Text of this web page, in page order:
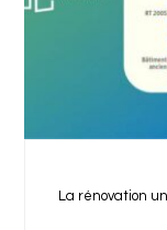
La rénovation